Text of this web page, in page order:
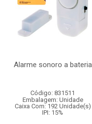
Alarme sonoro a bateria
Código: 831511
Embalagem: Unidade
Caixa Com: 192 Unidade(s)
IPI: 15%